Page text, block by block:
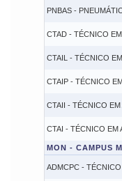
PNBAS -
CTAD - TÉCNICO
CTAIL - TÉCNICO
CTAIP - TÉCNICO
CTAII - TÉCNICO
CTAI - TÉCNICO EM
MON - CAMPUS
ADMCPC -